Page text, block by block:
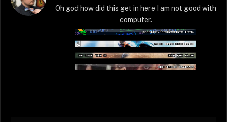
Oh god how did this get in here I am not good with
computer.